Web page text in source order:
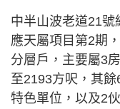
中半山波老道21號
應天屬項目第2期
分層戶，主要屬3
至2193方呎，其
特色單位，以及2